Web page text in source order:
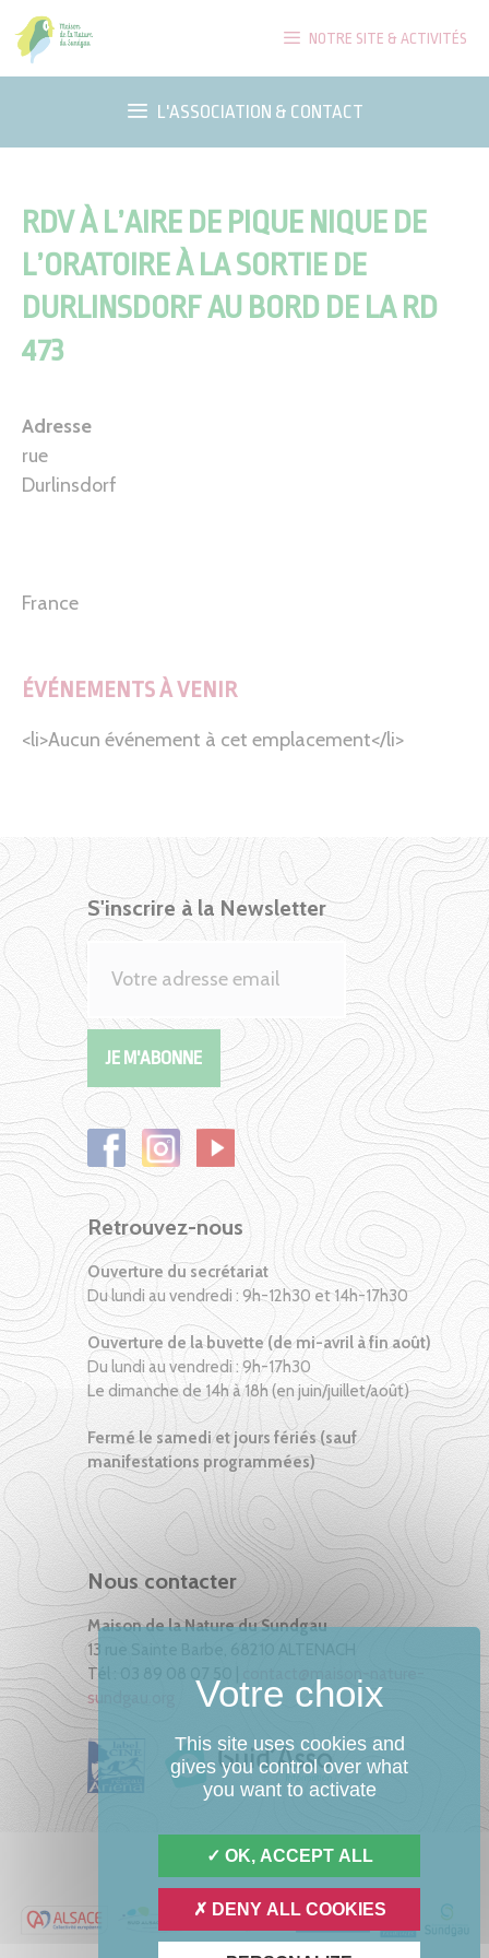
Aller
au
contenu
NOTRE SITE & ACTIVITÉS
L'ASSOCIATION & CONTACT
RDV À L’AIRE DE PIQUE NIQUE DE
L’ORATOIRE À LA SORTIE DE
DURLINSDORF AU BORD DE LA RD
473
Adresse
rue
Durlinsdorf
France
ÉVÉNEMENTS À VENIR
<li>Aucun événement à cet emplacement</li>
S'inscrire à la Newsletter
Retrouvez-nous
Ouverture du secrétariat
Du lundi au vendredi : 9h-12h30 et 14h-17h30
Ouverture de la buvette (de mi-avril à fin août)
Du lundi au vendredi : 9h-17h30
Le dimanche de 14h à 18h (en juin/juillet/août)
Fermé le samedi et jours fériés (sauf
manifestations programmées)
Nous contacter
Maison de la Nature du Sundgau
13 rue Sainte Barbe, 68210 ALTENACH
Tél : 03 89 08 07 50 |
sundgau.org
This site uses cookies and
gives you control over what
you want to activate
OK, ACCEPT ALL
DENY ALL COOKIES